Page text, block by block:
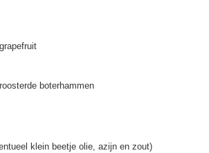
boterhammen
klein beetje olie, azijn en zout)